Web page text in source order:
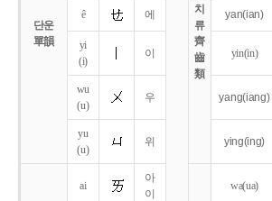
단운
單韻
치
류
齊
齒
類
ê 에 yan(ian)
yi
(i)
이 yin(in)
wu
(u)
우 yang(iang)
yu
(u)
위 ying(ing)
ai
아
이
wa(ua)